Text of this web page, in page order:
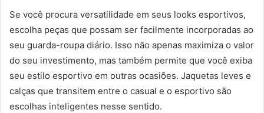
Se você procura versatilidade em seus looks esportivos,
escolha peças que possam ser facilmente incorporadas ao
seu guarda-roupa diário. Isso não apenas maximiza o valor
do seu investimento, mas também permite que você exiba
seu estilo esportivo em outras ocasiões. Jaquetas leves e
calças que transitem entre o casual e o esportivo são
escolhas inteligentes nesse sentido.